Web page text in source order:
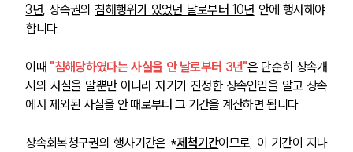
3년 , 상속권의 침해행위가 있었던 날로부터 10년 안에 행사해야
합니다.
이때 "침해당하였다는 사실을 안 날로부터 3년"은 단순히 상속개
시의 사실을 알뿐만 아니라 자기가 진정한 상속인임을 알고 상속
에서 제외된 사실을 안 때로부터 그 기간을 계산하면 됩니다.
상속회복청구권의 행사기간은 *제척기간이므로, 이 기간이 지나